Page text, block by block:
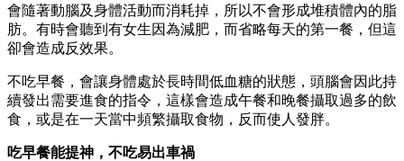
會隨著動腦及身體活動而消耗掉，所以不會形成堆積體內的脂
肪。有時會聽到有女生因為減肥，而省略每天的第一餐，但這
卻會造成反效果。
不吃早餐，會讓身體處於長時間低血糖的狀態，頭腦會因此持
續發出需要進食的指令，這樣會造成午餐和晚餐攝取過多的飲
食，或是在一天當中頻繁攝取食物，反而使人發胖。
吃早餐能提神，不吃易出車禍